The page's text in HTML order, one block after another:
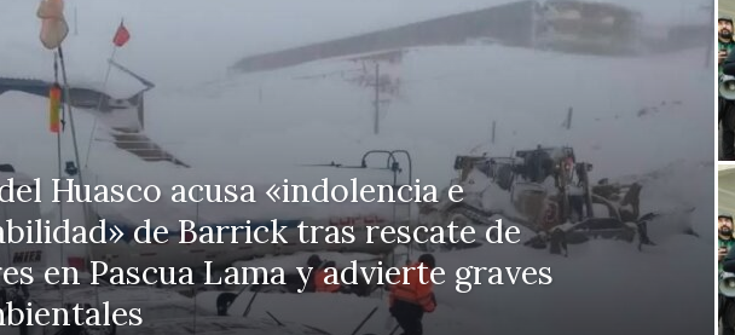
Huasco acusa «indolencia e
de Barrick tras rescate de
en Pascua Lama y advierte graves